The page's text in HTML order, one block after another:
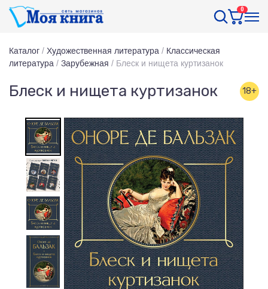
0
Каталог / Художественная литература / Классическая
литература / Зарубежная / Блеск и нищета куртизанок
Блеск и нищета куртизанок 18+